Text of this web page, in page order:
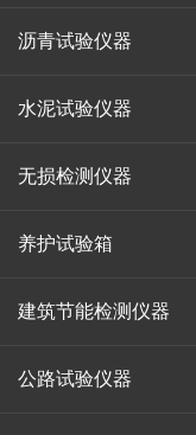
沥青试验仪器
水泥试验仪器
无损检测仪器
养护试验箱
建筑节能检测仪器
公路试验仪器